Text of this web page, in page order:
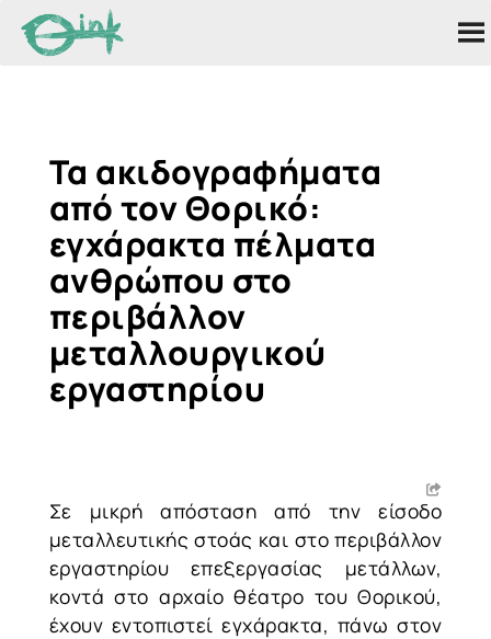
Τα ακιδογραφήματα
από τον Θορικό:
εγχάρακτα πέλματα
ανθρώπου στο
περιβάλλον
μεταλλουργικού
εργαστηρίου
Σε μικρή απόσταση από την είσοδο
μεταλλευτικής στοάς και στο περιβάλλον
εργαστηρίου επεξεργασίας μετάλλων,
κοντά στο αρχαίο θέατρο του Θορικού,
έχουν εντοπιστεί εγχάρακτα, πάνω στον